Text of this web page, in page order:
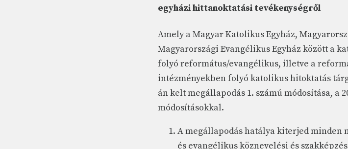
egyházi hittanoktatási tevékenységről
Amely a Magyar Katolikus Egyház,
Magyarországi Evangélikus Egyház között a
folyó református/evangélikus, illetve a
intézményekben folyó katolikus hitoktatás
án kelt megállapodás 1. számú módosítása, a
módosításokkal.
A megállapodás hatálya kiterjed
és evangélikus köznevelési és